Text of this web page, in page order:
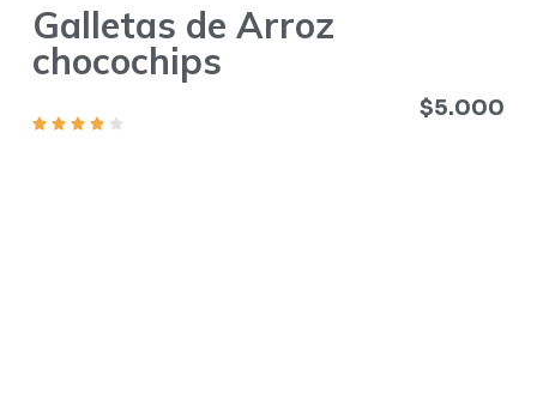
Galletas de Arroz
chocochips
$5.000